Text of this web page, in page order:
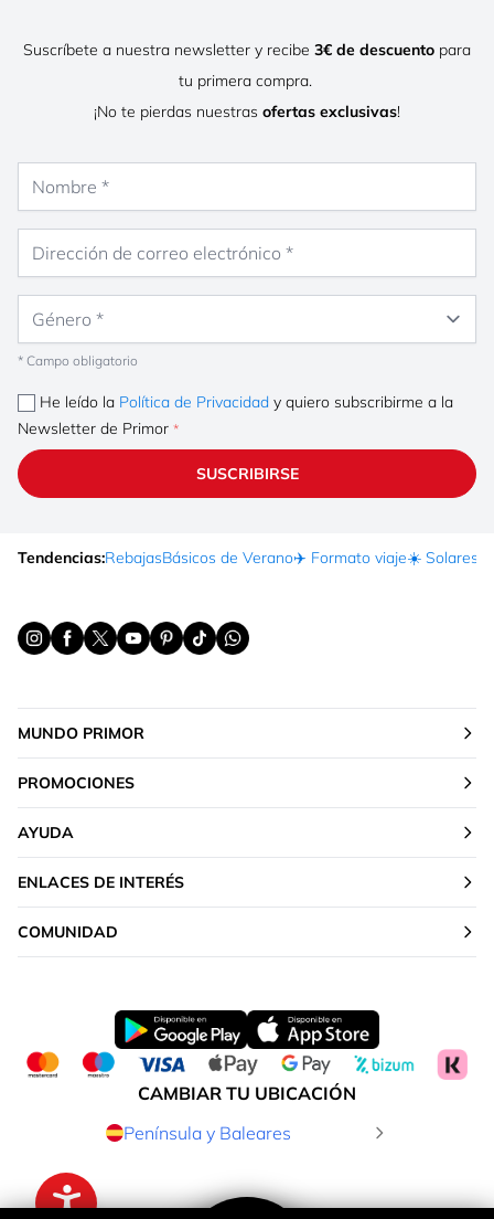
Suscríbete a nuestra newsletter y recibe 3€ de descuento para
tu primera compra.
¡No te pierdas nuestras ofertas exclusivas!
* Campo obligatorio
He leído la Política de Privacidad y quiero subscribirme a la
Newsletter de Primor
SUSCRIBIRSE
Tendencias:RebajasBásicos de Verano✈️ Formato viaje☀️ Solares
MUNDO PRIMOR
PROMOCIONES
AYUDA
ENLACES DE INTERÉS
COMUNIDAD
CAMBIAR TU UBICACIÓN
Península y Baleares